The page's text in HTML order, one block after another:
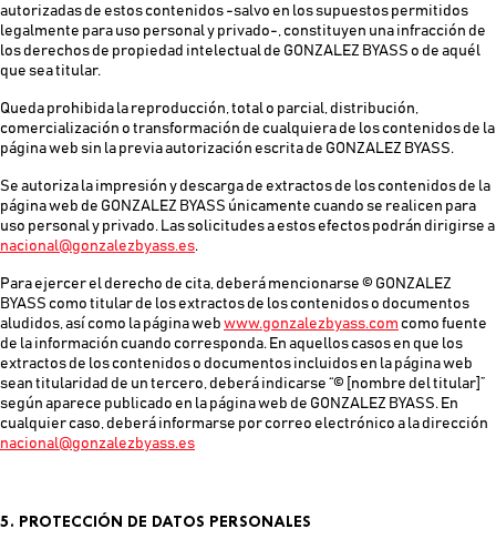
autorizadas de estos contenidos -salvo en los supuestos permitidos
legalmente para uso personal y privado-, constituyen una infracción de
los derechos de propiedad intelectual de GONZALEZ BYASS o de aquél
que sea titular.
Queda prohibida la reproducción, total o parcial, distribución,
comercialización o transformación de cualquiera de los contenidos de la
página web sin la previa autorización escrita de GONZALEZ BYASS.
Se autoriza la impresión y descarga de extractos de los contenidos de la
página web de GONZALEZ BYASS únicamente cuando se realicen para
uso personal y privado. Las solicitudes a estos efectos podrán dirigirse a
nacional@gonzalezbyass.es.
Para ejercer el derecho de cita, deberá mencionarse © GONZALEZ
BYASS como titular de los extractos de los contenidos o documentos
aludidos, así como la página web www.gonzalezbyass.com como fuente
de la información cuando corresponda. En aquellos casos en que los
extractos de los contenidos o documentos incluidos en la página web
sean titularidad de un tercero, deberá indicarse “© [nombre del titular]”
según aparece publicado en la página web de GONZALEZ BYASS. En
cualquier caso, deberá informarse por correo electrónico a la dirección
nacional@gonzalezbyass.es
5. PROTECCIÓN DE DATOS PERSONALES